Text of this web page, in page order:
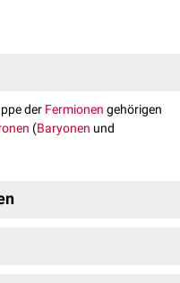
der Fermionen gehörigen
(Baryonen und